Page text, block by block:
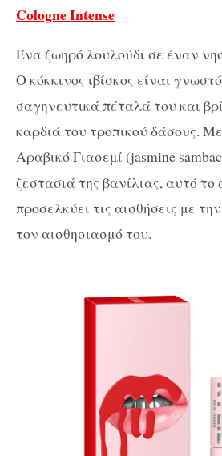
Cologne Intense
Ένα ζωηρό λουλούδι σε έναν
Ο κόκκινος ιβίσκος είναι
σαγηνευτικά πέταλά του και
καρδιά του τροπικού δάσους.
Αραβικό Γιασεμί (jasmine
ζεστασιά της βανίλιας, αυτό
προσελκύει τις αισθήσεις με
τον αισθησιασμό του.